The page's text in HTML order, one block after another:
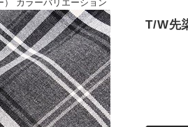
T/W先